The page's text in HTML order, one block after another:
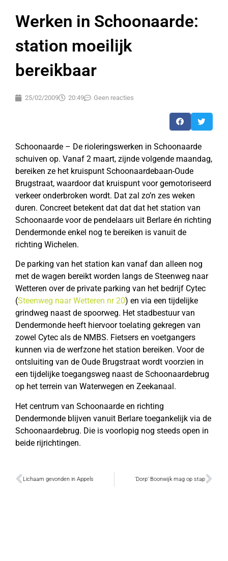
Werken in Schoonaarde:
station moeilijk
bereikbaar
25/02/2009 20:49 Geen reacties
Schoonaarde – De rioleringswerken in Schoonaarde
schuiven op. Vanaf 2 maart, zijnde volgende maandag,
bereiken ze het kruispunt Schoonaardebaan-Oude
Brugstraat, waardoor dat kruispunt voor gemotoriseerd
verkeer onderbroken wordt. Dat zal zo’n zes weken
duren. Concreet betekent dat dat dat het station van
Schoonaarde voor de pendelaars uit Berlare én richting
Dendermonde enkel nog te bereiken is vanuit de
richting Wichelen.
De parking van het station kan vanaf dan alleen nog
met de wagen bereikt worden langs de Steenweg naar
Wetteren over de private parking van het bedrijf Cytec
(Steenweg naar Wetteren nr 20) en via een tijdelijke
grindweg naast de spoorweg. Het stadbestuur van
Dendermonde heeft hiervoor toelating gekregen van
zowel Cytec als de NMBS. Fietsers en voetgangers
kunnen via de werfzone het station bereiken. Voor de
ontsluiting van de Oude Brugstraat wordt voorzien in
een tijdelijke toegangsweg naast de Schoonaardebrug
op het terrein van Waterwegen en Zeekanaal.
Het centrum van Schoonaarde en richting
Dendermonde blijven vanuit Berlare toegankelijk via de
Schoonaardebrug. Die is voorlopig nog steeds open in
beide rijrichtingen.
Lichaam gevonden in Appels ‘Dorp’ Boonwijk mag op stap